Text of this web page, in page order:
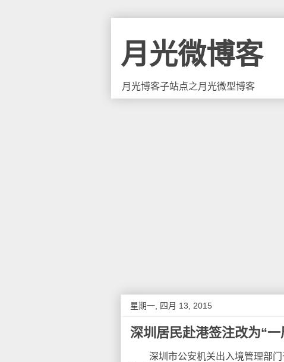
月光微博客
月光博客子站点之月光微型博客
星期一, 四月 13, 2015
深圳居民赴港签注改为“一
深圳市公安机关出入境管理部门